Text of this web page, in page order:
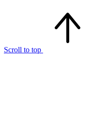
Scroll to top